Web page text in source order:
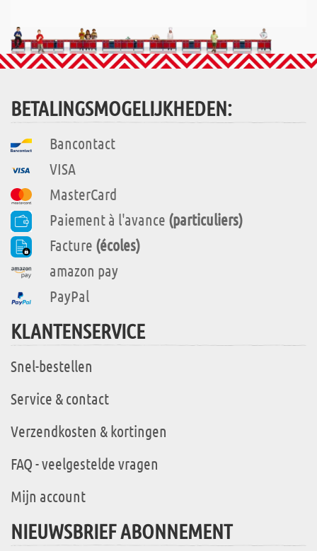
BETALINGSMOGELIJKHEDEN:
Bancontact
VISA
MasterCard
Paiement à l'avance (particuliers)
Facture (écoles)
amazon pay
PayPal
KLANTENSERVICE
Snel-bestellen
Service & contact
Verzendkosten & kortingen
FAQ - veelgestelde vragen
Mijn account
NIEUWSBRIEF ABONNEMENT